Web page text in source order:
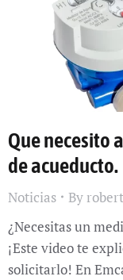
Que necesito
de acueducto.
Noticias By
¿Necesitas un
¡Este video te
solicitarlo! En